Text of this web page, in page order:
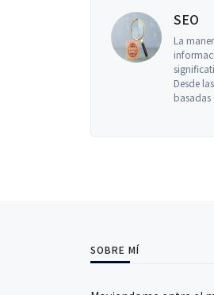
SEO
La manera
Desde las
basadas
SOBRE MÍ